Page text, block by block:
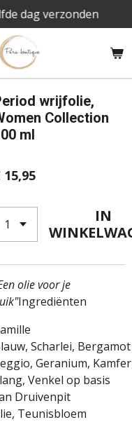
dag verzonden
wrijfolie,
Collection
ml
15,95
IN
olie voor je
Ingrediënten
Scharlei, Bergamot
Geranium,
Venkel op basis
Druivenpit
Teunisbloem